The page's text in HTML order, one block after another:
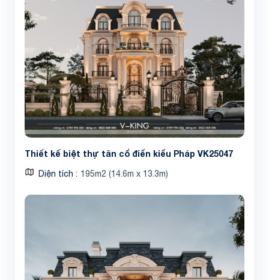
Thiết kế biệt thự tân cổ điển kiểu Pháp VK25047
Diện tích 195m2 (14.6m x 13.3m)